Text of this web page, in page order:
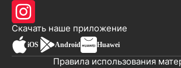
Скачать наше приложениеновостей
iOS Android Huawei
Правила использования